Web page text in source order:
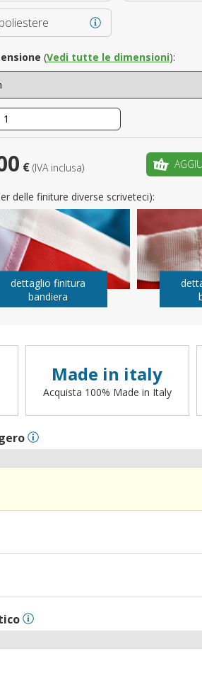
È il
(Vedi tutte le dimensioni):
€ (IVA inclusa)
delle finiture diverse scriveteci):
dettaglio finitura
bandiera
Made in italy
Acquista 100% Made in Italy